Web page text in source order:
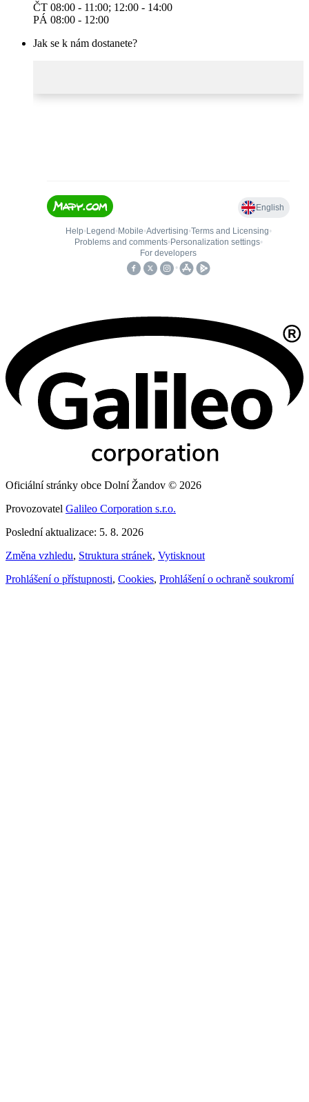
ČT 08:00 - 11:00; 12:00 - 14:00
PÁ 08:00 - 12:00
Jak se k nám dostanete?
Oficiální stránky obce Dolní Žandov © 2026
Provozovatel Galileo Corporation s.r.o.
Poslední aktualizace: 5. 8. 2026
Změna vzhledu, Struktura stránek, Vytisknout
Prohlášení o přístupnosti, Cookies, Prohlášení o ochraně soukromí